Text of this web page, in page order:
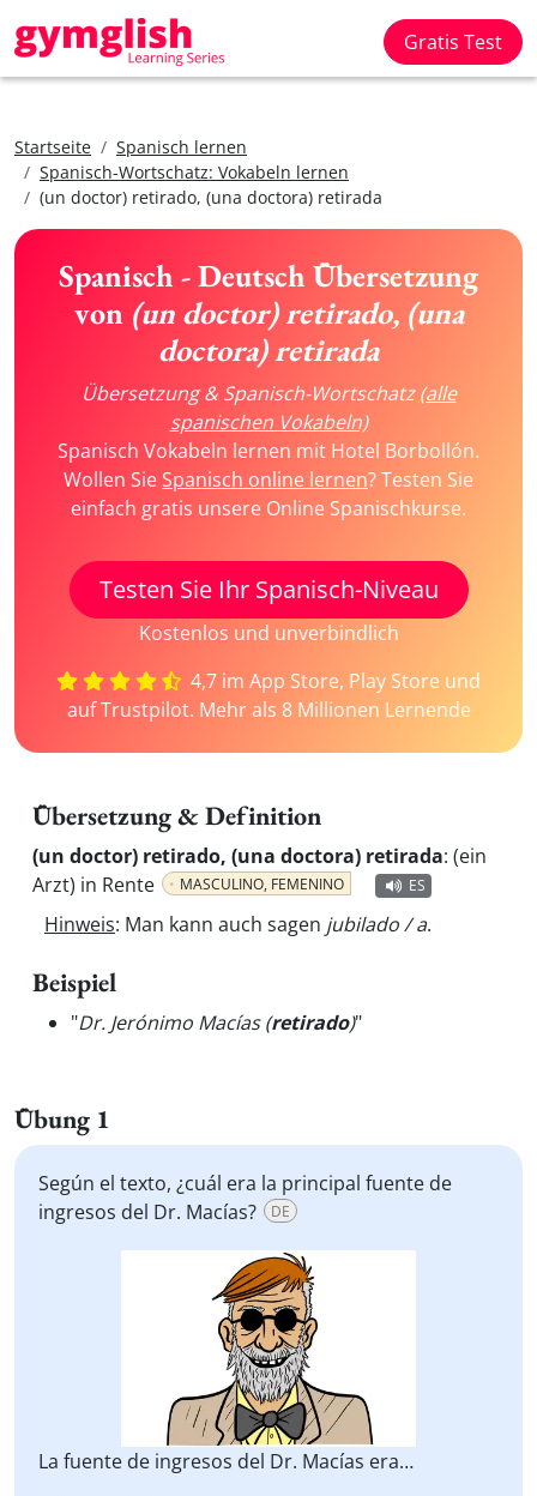
Gratis Test
Startseite
Spanisch lernen
Spanisch-Wortschatz: Vokabeln lernen
(un doctor) retirado, (una doctora) retirada
Spanisch - Deutsch Übersetzung
von (un doctor) retirado, (una
doctora) retirada
Übersetzung & Spanisch-Wortschatz(alle
spanischen Vokabeln)
Spanisch Vokabeln lernen mit Hotel Borbollón.
Wollen SieSpanisch online lernen? Testen Sie
einfach gratis unsere Online Spanischkurse.
Testen Sie Ihr Spanisch-Niveau
Kostenlos und unverbindlich
4,7 im App Store, Play Store und
auf Trustpilot. Mehr als 8 Millionen Lernende
Übersetzung & Definition
(un doctor) retirado, (una doctora) retirada: (ein
Arzt) in Rente
MASCULINO, FEMENINO ES
Hinweis: Man kann auch sagen jubilado / a.
Beispiel
"Dr. Jerónimo Macías (retirado)"
Übung 1
Según el texto, ¿cuál era la principal fuente de
ingresos del Dr. Macías?
DE
La fuente de ingresos del Dr. Macías era…